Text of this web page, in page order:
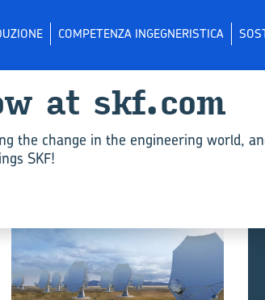
COMPETENZA INGEGNERISTICA
at skf.com
the change in the engineering world,
SKF!